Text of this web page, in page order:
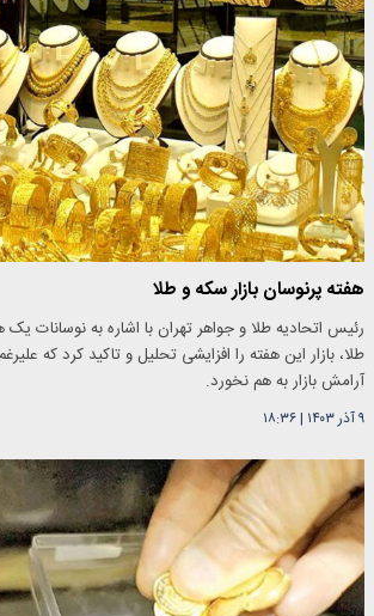
هفته پرنوسان بازار سکه و طلا
رئیس اتحادیه طلا و جواهر تهران با اشاره به نوسانات یک
طلا، بازار این هفته را افزایشی تحلیل و تاکید کرد که
آرامش بازار به هم نخورد.
۹ آذر ۱۴۰۳ |۱۸:۳۶